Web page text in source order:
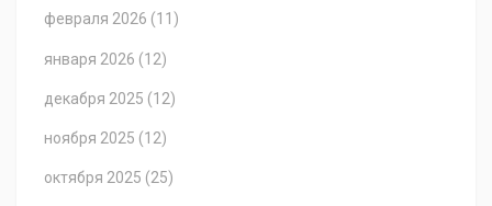
февраля 2026 (11)
января 2026 (12)
декабря 2025 (12)
ноября 2025 (12)
октября 2025 (25)